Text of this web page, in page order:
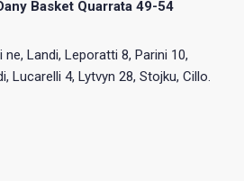
Basket Quarrata 49-54
ne, Landi, Leporatti 8, Parini 10,
Lucarelli 4, Lytvyn 28, Stojku, Cillo.